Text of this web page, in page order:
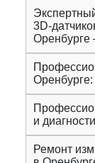
3D-
Оренбурге
Оренбурге:
и
Ремонт